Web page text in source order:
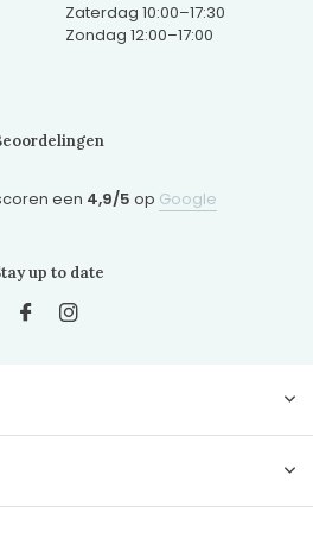
Zaterdag 10:00–17:30
Zondag 12:00–17:00
een 4,9/5 op Google
up to date